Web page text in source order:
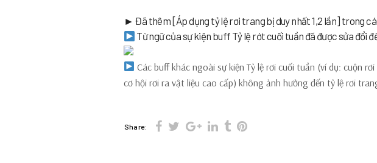
► Đã thêm [Áp dụng tỷ lệ rơi trang bị duy nhất 1,2 lần] trong
Từ ngữ của sự kiện buff Tỷ lệ rớt cuối tuần đã được sửa đổi
Các buff khác ngoài sự kiện Tỷ lệ rơi cuối tuần (ví dụ: cuộn
cơ hội rơi ra vật liệu cao cấp) không ảnh hưởng đến tỷ lệ rơi
Share: